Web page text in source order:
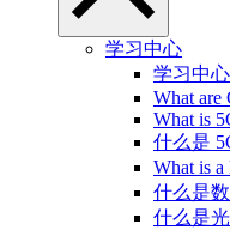
学习中心
学习中心
What are
What is
什么是
What is
什么是
什么是